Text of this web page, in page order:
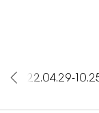
2022.04.29-